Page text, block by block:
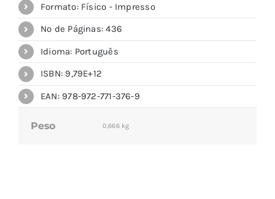
Formato: Físico - Impresso
Nº de Páginas: 436
Idioma: Português
ISBN: 9,79E+12
EAN: 978-972-771-376-9
Peso 0,666 kg